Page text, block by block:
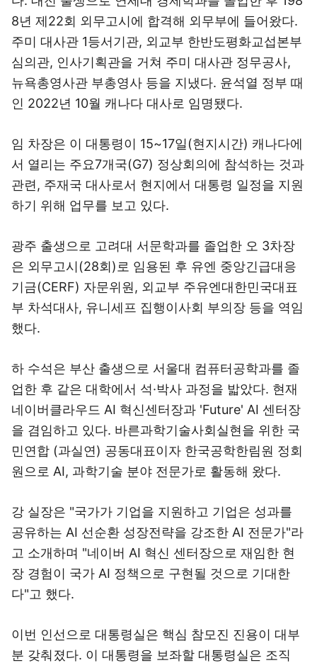
8년 제22회 외무고시에 합격해 외무부에 들어왔다.
주미 대사관 1등서기관, 외교부 한반도평화교섭본부
심의관, 인사기획관을 거쳐 주미 대사관 정무공사,
뉴욕총영사관 부총영사 등을 지냈다. 윤석열 정부 때
인 2022년 10월 캐나다 대사로 임명됐다.
임 차장은 이 대통령이 15~17일(현지시간) 캐나다에
서 열리는 주요7개국(G7) 정상회의에 참석하는 것과
관련, 주재국 대사로서 현지에서 대통령 일정을 지원
하기 위해 업무를 보고 있다.
광주 출생으로 고려대 서문학과를 졸업한 오 3차장
은 외무고시(28회)로 임용된 후 유엔 중앙긴급대응
기금(CERF) 자문위원, 외교부 주유엔대한민국대표
부 차석대사, 유니세프 집행이사회 부의장 등을 역임
했다.
하 수석은 부산 출생으로 서울대 컴퓨터공학과를 졸
업한 후 같은 대학에서 석·박사 과정을 밟았다. 현재
네이버클라우드 AI 혁신센터장과 'Future' AI 센터장
을 겸임하고 있다. 바른과학기술사회실현을 위한 국
민연합 (과실연) 공동대표이자 한국공학한림원 정회
원으로 AI, 과학기술 분야 전문가로 활동해 왔다.
강 실장은 "국가가 기업을 지원하고 기업은 성과를
공유하는 AI 선순환 성장전략을 강조한 AI 전문가"라
고 소개하며 "네이버 AI 혁신 센터장으로 재임한 현
장 경험이 국가 AI 정책으로 구현될 것으로 기대한
다"고 했다.
이번 인선으로 대통령실은 핵심 참모진 진용이 대부
분 갖춰졌다. 이 대통령을 보좌할 대통령실은 조직